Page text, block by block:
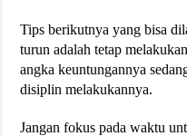
Tips berikutnya yang bisa
turun adalah tetap
angka keuntungannya
disiplin melakukannya.
Jangan fokus pada waktu